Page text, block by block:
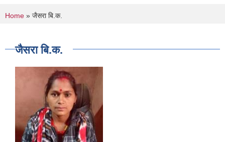
You are here
Home » जैसरा बि.क.
जैसरा बि.क.